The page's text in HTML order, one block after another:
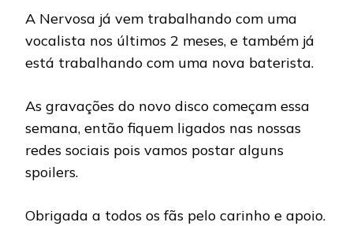
A Nervosa já vem trabalhando com uma
vocalista nos últimos 2 meses, e também já
está trabalhando com uma nova baterista.
As gravações do novo disco começam essa
semana, então fiquem ligados nas nossas
redes sociais pois vamos postar alguns
spoilers.
Obrigada a todos os fãs pelo carinho e apoio.